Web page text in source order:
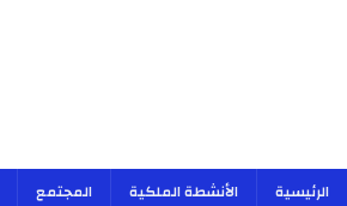
الرئيسية الأنشطة الملكية المجتمع